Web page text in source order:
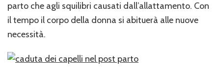
parto che agli squilibri causati dall’allattamento. Con
il tempo il corpo della donna si abituerà alle nuove
necessità.